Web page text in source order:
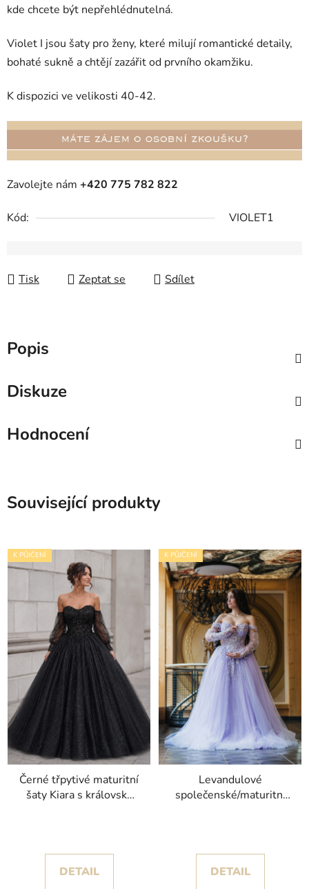
kde chcete být nepřehlédnutelná.
Violet I jsou šaty pro ženy, které milují romantické detaily,
bohaté sukně a chtějí zazářit od prvního okamžiku.
K dispozici ve velikosti 40-42.
Zavolejte nám +420 775 782 822
Kód: VIOLET1
Tisk Zeptat se Sdílet
Popis
Diskuze
Hodnocení
Související produkty
K PŮJČENÍ
Černé třpytivé maturitní
šaty Kiara s královsky
DETAIL
K PŮJČENÍ
Levandulové
společenské/maturitní
DETAIL